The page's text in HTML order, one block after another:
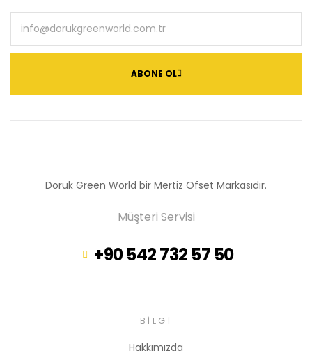
ABONE OL
Doruk Green World bir Mertiz Ofset Markasıdır.
Müşteri Servisi
+90 542 732 57 50
BILGI
Hakkımızda